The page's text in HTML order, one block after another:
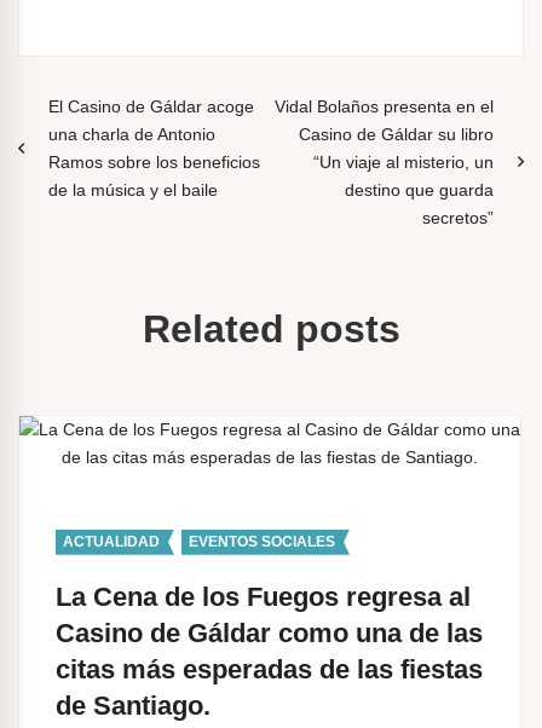
a
ó
El Casino de Gáldar acoge
una charla de Antonio
Ramos sobre los beneficios
de la música y el baile
Vidal Bolaños presenta en el
Casino de Gáldar su libro
“Un viaje al misterio, un
destino que guarda
secretos”
Related posts
ACTUALIDAD EVENTOS SOCIALES
La Cena de los Fuegos regresa al
Casino de Gáldar como una de las
citas más esperadas de las fiestas
de Santiago.